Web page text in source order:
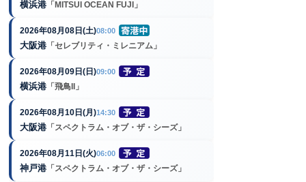
横浜港 「MITSUI OCEAN FUJI」
2026年08月08日(土)08:00
大阪港 「セレブリティ・ミレニアム」
2026年08月09日(日)09:00
横浜港 「飛鳥II」
2026年08月10日(月)14:30
大阪港 「スペクトラム・オブ・ザ・シーズ」
2026年08月11日(火)06:00
神戸港 「スペクトラム・オブ・ザ・シーズ」